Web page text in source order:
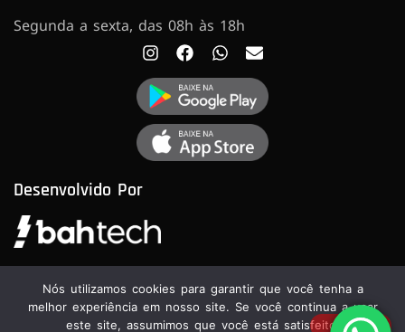
Segunda a sexta, das 08h às 18h
Desenvolvido Por
Nós utilizamos cookies para garantir que você tenha a
melhor experiência em nosso site. Se você continua a usar
este site, assumimos que você está satisfeito.